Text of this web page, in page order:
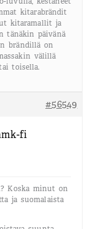
kitarabrändit
kitaramallit ja
tänäkin päivänä
brändillä on
välillä
toisella.
#56549
fi
Koska minut on
ja suomalaista